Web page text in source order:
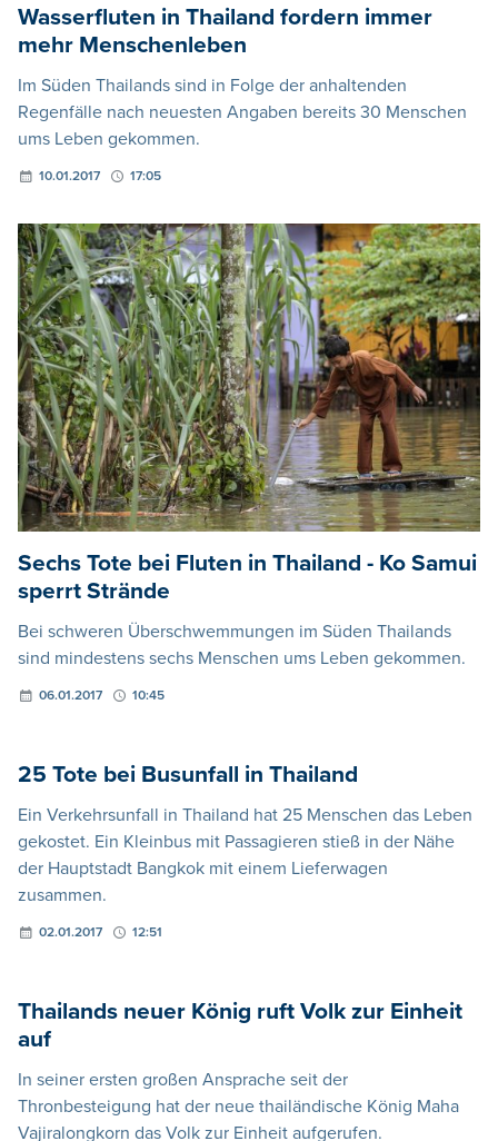
Wasserfluten in Thailand fordern immer
mehr Menschenleben
Im Süden Thailands sind in Folge der anhaltenden
Regenfälle nach neuesten Angaben bereits 30 Menschen
ums Leben gekommen.
10.01.2017 17:05
Sechs Tote bei Fluten in Thailand - Ko Samui
sperrt Strände
Bei schweren Überschwemmungen im Süden Thailands
sind mindestens sechs Menschen ums Leben gekommen.
06.01.2017 10:45
25 Tote bei Busunfall in Thailand
Ein Verkehrsunfall in Thailand hat 25 Menschen das Leben
gekostet. Ein Kleinbus mit Passagieren stieß in der Nähe
der Hauptstadt Bangkok mit einem Lieferwagen
zusammen.
02.01.2017 12:51
Thailands neuer König ruft Volk zur Einheit
auf
In seiner ersten großen Ansprache seit der
Thronbesteigung hat der neue thailändische König Maha
Vajiralongkorn das Volk zur Einheit aufgerufen.